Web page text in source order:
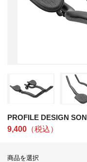
PROFILE DESIGN
9,400 （税込）
商品を選択